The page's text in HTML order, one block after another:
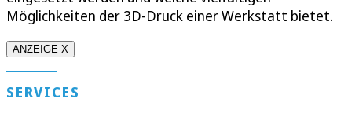
Möglichkeiten der 3D-Druck einer Werkstatt bietet.
ANZEIGE X
SERVICES